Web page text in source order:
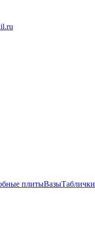
плитыВазыТаблички